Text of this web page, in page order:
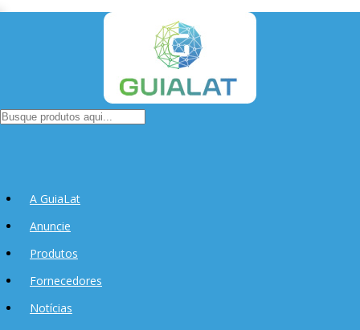
A GuiaLat
Anuncie
Produtos
Fornecedores
Notícias